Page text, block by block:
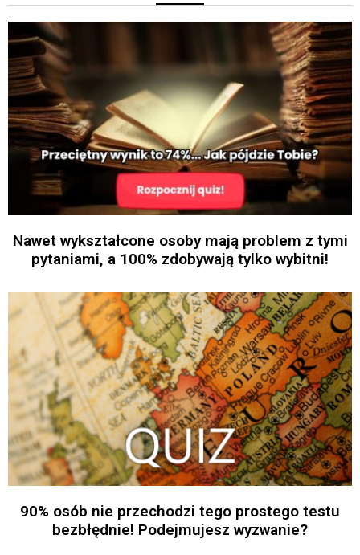
Nawet wykształcone osoby mają problem z tymi
pytaniami, a 100% zdobywają tylko wybitni!
90% osób nie przechodzi tego prostego testu
bezbłędnie! Podejmujesz wyzwanie?